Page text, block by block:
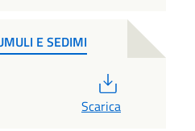
E SEDIMI
Scarica